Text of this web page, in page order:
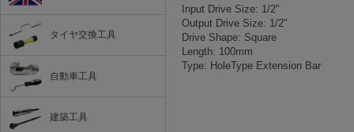
Input Drive Size: 1/2"
Output Drive Size: 1/2"
Drive Shape: Square
Length: 100mm
Type: HoleType Extension Bar
タイヤ交換工具
自動車工具
建築工具